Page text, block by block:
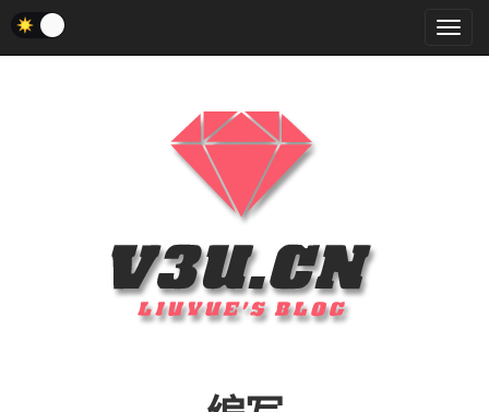
菜
单